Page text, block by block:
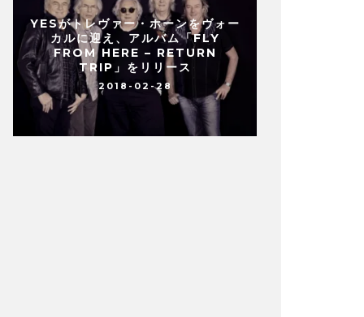
YESがトレヴァー・ホーンをヴォー
カルに迎え、アルバム「FLY
FROM HERE – RETURN
TRIP」をリリース
2018-02-28